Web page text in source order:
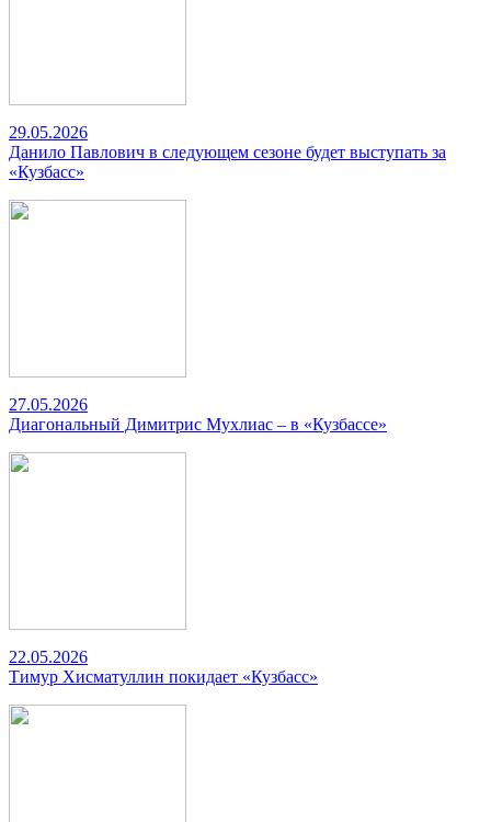
29.05.2026
Данило Павлович в следующем сезоне будет выступать за
«Кузбасс»
27.05.2026
Диагональный Димитрис Мухлиас – в «Кузбассе»
22.05.2026
Тимур Хисматуллин покидает «Кузбасс»